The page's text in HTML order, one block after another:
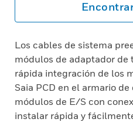
Los cables de sistema
módulos de adaptador
rápida integración de los
Saia PCD en el armario
módulos de E/S con
instalar rápida y